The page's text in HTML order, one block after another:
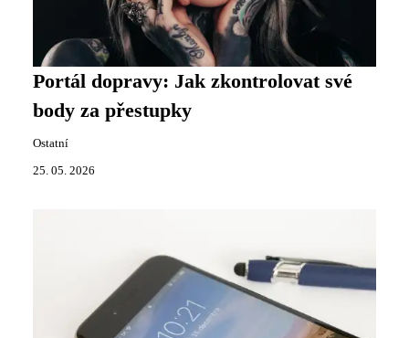
Portál dopravy: Jak zkontrolovat své
body za přestupky
Ostatní
25. 05. 2026